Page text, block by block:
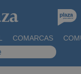
COMARCAS